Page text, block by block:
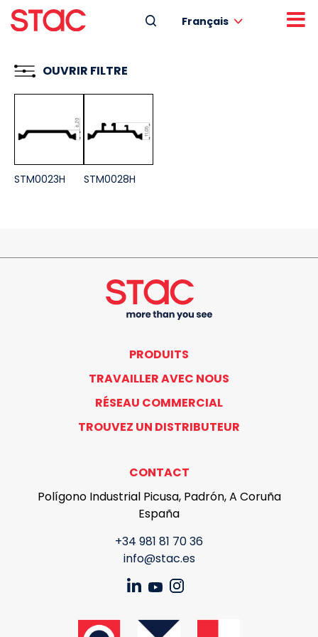
Français
OUVRIR FILTRE
STM0023H STM0028H
PRODUITS
TRAVAILLER AVEC NOUS
RÉSEAU COMMERCIAL
TROUVEZ UN DISTRIBUTEUR
CONTACT
Polígono Industrial Picusa, Padrón, A Coruña
España
+34 981 81 70 36
info@stac.es